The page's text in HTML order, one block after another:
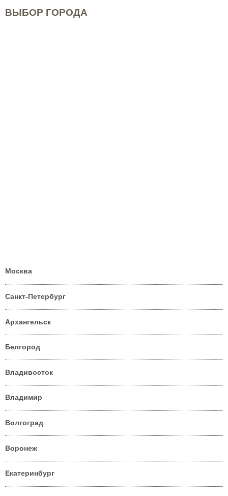
ВЫБОР ГОРОДА
Москва
Санкт-Петербург
Архангельск
Белгород
Владивосток
Владимир
Волгоград
Воронеж
Екатеринбург